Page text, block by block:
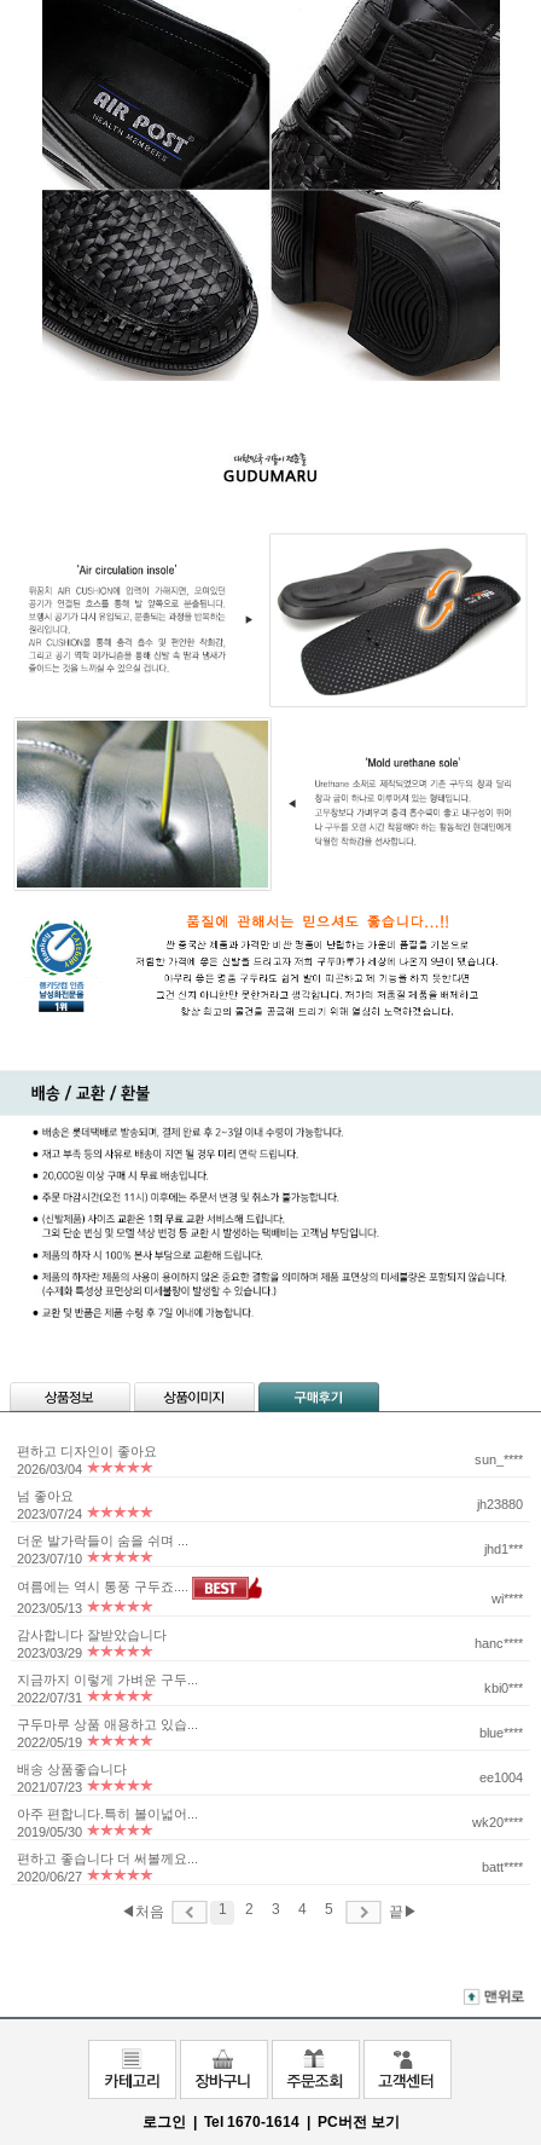
편하고 디자인이 좋아요
2026/03/04
sun_****
넘 좋아요
2023/07/24
jh23880
더운 발가락들이 숨을 쉬며 ...
2023/07/10
jhd1***
여름에는 역시 통풍 구두죠....
2023/05/13
wi****
감사합니다 잘받았습니다
2023/03/29
hanc****
지금까지 이렇게 가벼운 구두...
2022/07/31
kbi0***
구두마루 상품 애용하고 있습...
2022/05/19
blue****
배송 상품좋습니다
2021/07/23
ee1004
아주 편합니다.특히 볼이넓어...
2019/05/30
wk20****
편하고 좋습니다 더 써볼께요...
2020/06/27
batt****
◀처음 1 2 3 4 5 끝▶
로그인 | Tel 1670-1614 |PC버전 보기